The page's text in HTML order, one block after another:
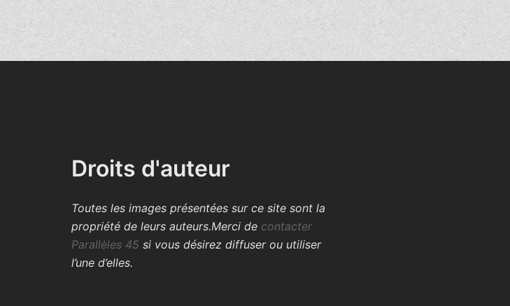
Droits d'auteur
Toutes les images présentées sur ce site sont la
propriété de leurs auteurs.Merci de contacter
Parallèles 45 si vous désirez diffuser ou utiliser
l’une d’elles.